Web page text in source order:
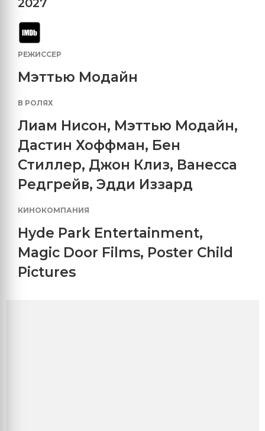
2027
РЕЖИССЕР
Мэттью Модайн
В РОЛЯХ
Лиам Нисон, Мэттью Модайн,
Дастин Хоффман, Бен
Стиллер, Джон Клиз, Ванесса
Редгрейв, Эдди Иззард
КИНОКОМПАНИЯ
Hyde Park Entertainment,
Magic Door Films, Poster Child
Pictures